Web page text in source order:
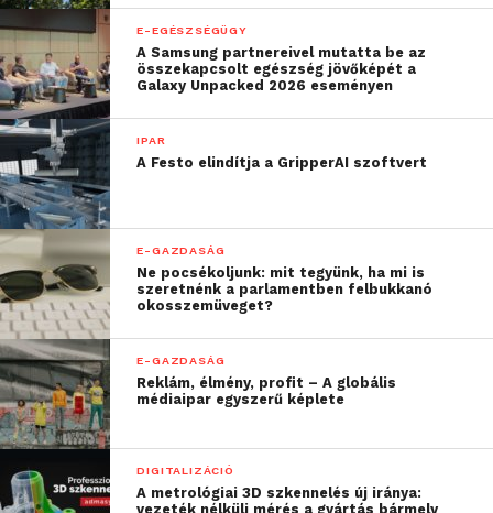
E-EGÉSZSÉGÜGY
A Samsung partnereivel mutatta be az
összekapcsolt egészség jövőképét a
Galaxy Unpacked 2026 eseményen
IPAR
A Festo elindítja a GripperAI szoftvert
E-GAZDASÁG
Ne pocsékoljunk: mit tegyünk, ha mi is
szeretnénk a parlamentben felbukkanó
okosszemüveget?
E-GAZDASÁG
Reklám, élmény, profit – A globális
médiaipar egyszerű képlete
DIGITALIZÁCIÓ
A metrológiai 3D szkennelés új iránya:
vezeték nélküli mérés a gyártás bármely